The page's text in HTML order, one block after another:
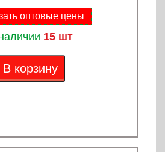
оптовые цены
15 шт
В корзину